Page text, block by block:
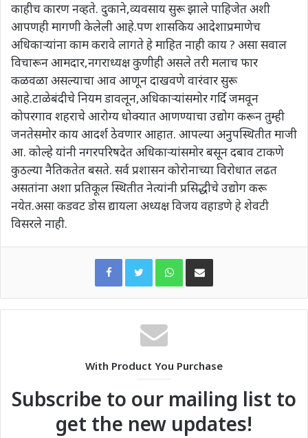
काहीच कारण नव्हते. दुकाने,व्यवसाय सुरू झाले पाहिजेत अशी
आपणही मागणी केलेली आहे.पण शासकिय आदेशाप्रमाणेच
अधिकाऱ्यांना काम करावे लागते हे माहित नाही काय ? असा सवाल
विचारून आमदार,नगराध्यक्ष कुणीही असले तरी मलाच फार
कळवळा असल्याचा आव आणून दाखवणे वारंवार सुरू
आहे.टाळेबंदीचे नियम डावलून,अधिकाऱ्यांसमोर गर्दि जमवून
कोपरगाव शहराचे आरोग्य धोक्यात आणण्याचा उद्योग करून तुम्ही
जनतेसमोर काय आदर्श ठेवणार आहात. आपल्या अनुपस्थितीत माजी
आ. कोल्हे यांनी नगरपरिषदेत अधिकाऱ्यांसमोर बसून दबाव टाकणे
कुठल्या नैतिकतेत बसते. सर्व प्रशासन कोरोनाच्या विरोधात लढत
असतांना अशा प्रतिकूल स्थितीत नेत्यांनी प्रसिद्धीचे उद्योग करू
नयेत.असा कडवट डोस द्यायला अध्यक्ष विजय वहाडणे हे शेवटी
विसरले नाही.
WhatsAppShare via Email
With Product You Purchase
Subscribe to our mailing list to
get the new updates!